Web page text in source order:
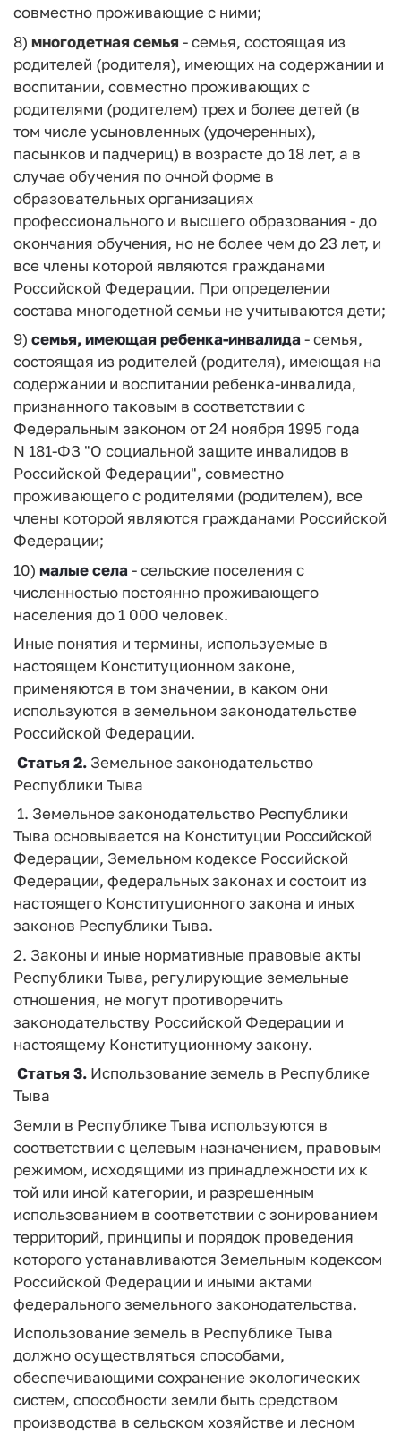
совместно проживающие с ними;
8) многодетная семья - семья, состоящая из
родителей (родителя), имеющих на содержании и
воспитании, совместно проживающих с
родителями (родителем) трех и более детей (в
том числе усыновленных (удочеренных),
пасынков и падчериц) в возрасте до 18 лет, а в
случае обучения по очной форме в
образовательных организациях
профессионального и высшего образования - до
окончания обучения, но не более чем до 23 лет, и
все члены которой являются гражданами
Российской Федерации. При определении
состава многодетной семьи не учитываются дети;
9) семья, имеющая ребенка-инвалида- семья,
состоящая из родителей (родителя), имеющая на
содержании и воспитании ребенка-инвалида,
признанного таковым в соответствии с
Федеральным законом от 24 ноября 1995 года
N 181-ФЗ "О социальной защите инвалидов в
Российской Федерации", совместно
проживающего с родителями (родителем), все
члены которой являются гражданами Российской
Федерации;
10) малые села- сельские поселения с
численностью постоянно проживающего
населения до 1 000 человек.
Иные понятия и термины, используемые в
настоящем Конституционном законе,
применяются в том значении, в каком они
используются в земельном законодательстве
Российской Федерации.
Статья 2. Земельное законодательство
Республики Тыва
1. Земельное законодательство Республики
Тыва основывается на Конституции Российской
Федерации, Земельном кодексе Российской
Федерации, федеральных законах и состоит из
настоящего Конституционного закона и иных
законов Республики Тыва.
2. Законы и иные нормативные правовые акты
Республики Тыва, регулирующие земельные
отношения, не могут противоречить
законодательству Российской Федерации и
настоящему Конституционному закону.
Статья 3. Использование земель в Республике
Тыва
Земли в Республике Тыва используются в
соответствии с целевым назначением, правовым
режимом, исходящими из принадлежности их к
той или иной категории, и разрешенным
использованием в соответствии с зонированием
территорий, принципы и порядок проведения
которого устанавливаются Земельным кодексом
Российской Федерации и иными актами
федерального земельного законодательства.
Использование земель в Республике Тыва
должно осуществляться способами,
обеспечивающими сохранение экологических
систем, способности земли быть средством
производства в сельском хозяйстве и лесном